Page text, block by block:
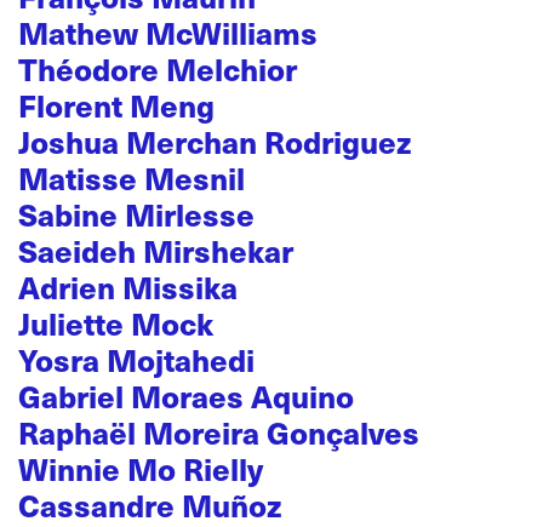
Mathew McWilliams
Théodore Melchior
Florent Meng
Joshua Merchan Rodriguez
Matisse Mesnil
Sabine Mirlesse
Saeideh Mirshekar
Adrien Missika
Juliette Mock
Yosra Mojtahedi
Gabriel Moraes Aquino
Raphaël Moreira Gonçalves
Winnie Mo Rielly
Cassandre Muñoz